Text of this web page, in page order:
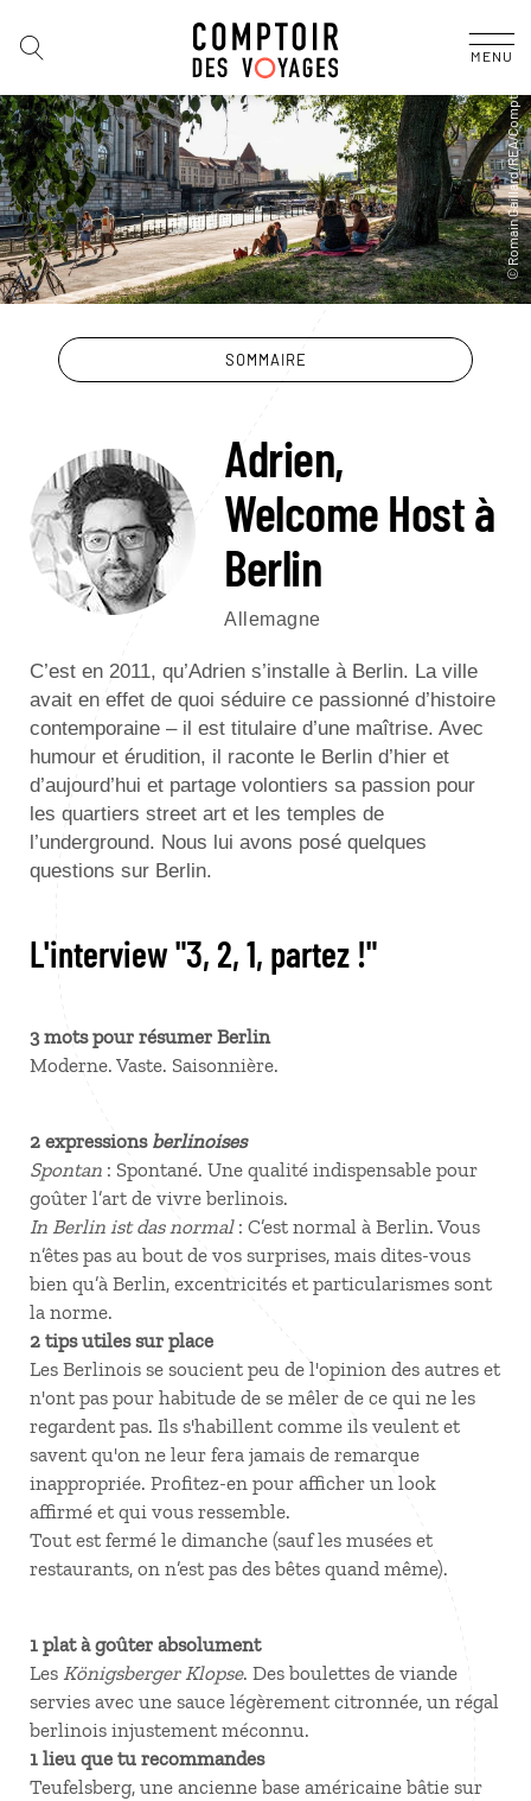
MENU
SOMMAIRE
Adrien,
Welcome Host à
Berlin
Allemagne
C’est en 2011, qu’Adrien s’installe à Berlin. La ville
avait en effet de quoi séduire ce passionné d’histoire
contemporaine – il est titulaire d’une maîtrise. Avec
humour et érudition, il raconte le Berlin d’hier et
d’aujourd’hui et partage volontiers sa passion pour
les quartiers street art et les temples de
l’underground. Nous lui avons posé quelques
questions sur Berlin.
L'interview "3, 2, 1, partez !"
3 mots pour résumer Berlin
Moderne. Vaste. Saisonnière.
2 expressions berlinoises
Spontan : Spontané. Une qualité indispensable pour
goûter l’art de vivre berlinois.
In Berlin ist das normal: C’est normal à Berlin. Vous
n’êtes pas au bout de vos surprises, mais dites-vous
bien qu’à Berlin, excentricités et particularismes sont
la norme.
2 tips utiles sur place
Les Berlinois se soucient peu de l'opinion des autres et
n'ont pas pour habitude de se mêler de ce qui ne les
regardent pas. Ils s'habillent comme ils veulent et
savent qu'on ne leur fera jamais de remarque
inappropriée. Profitez-en pour afficher un look
affirmé et qui vous ressemble.
Tout est fermé le dimanche (sauf les musées et
restaurants, on n’est pas des bêtes quand même).
1 plat à goûter absolument
Les Königsberger Klopse. Des boulettes de viande
servies avec une sauce légèrement citronnée, un régal
berlinois injustement méconnu.
1 lieu que tu recommandes
Teufelsberg, une ancienne base américaine bâtie sur